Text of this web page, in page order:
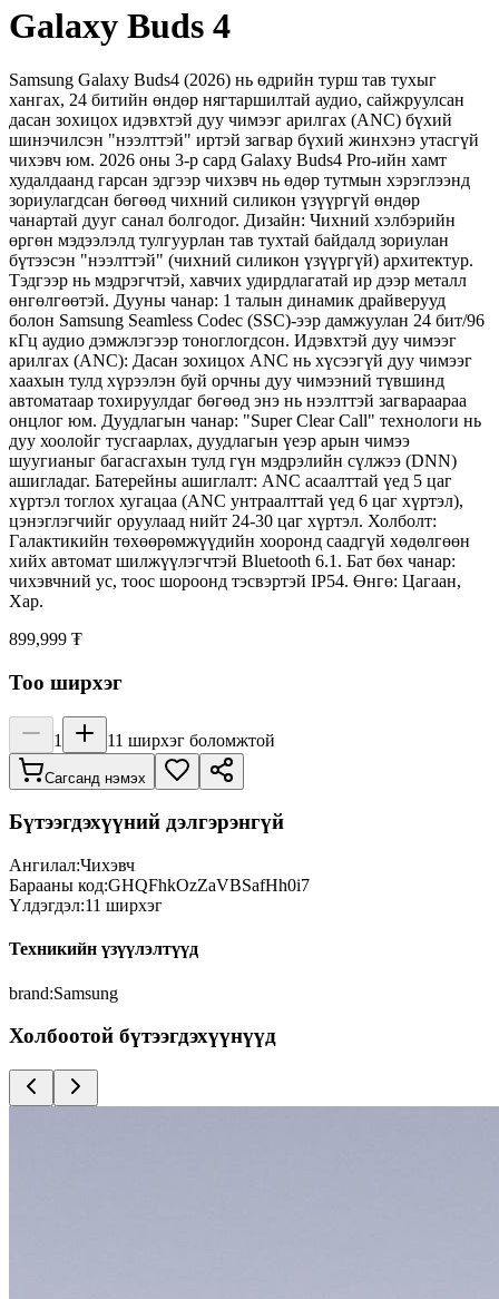
Galaxy Buds 4
Samsung Galaxy Buds4 (2026) нь өдрийн турш тав тухыг
хангах, 24 битийн өндөр нягтаршилтай аудио, сайжруулсан
дасан зохицох идэвхтэй дуу чимээг арилгах (ANC) бүхий
шинэчилсэн "нээлттэй" иртэй загвар бүхий жинхэнэ утасгүй
чихэвч юм. 2026 оны 3-р сард Galaxy Buds4 Pro-ийн хамт
худалдаанд гарсан эдгээр чихэвч нь өдөр тутмын хэрэглээнд
зориулагдсан бөгөөд чихний силикон үзүүргүй өндөр
чанартай дууг санал болгодог. Дизайн: Чихний хэлбэрийн
өргөн мэдээлэлд тулгуурлан тав тухтай байдалд зориулан
бүтээсэн "нээлттэй" (чихний силикон үзүүргүй) архитектур.
Тэдгээр нь мэдрэгчтэй, хавчих удирдлагатай ир дээр металл
өнгөлгөөтэй. Дууны чанар: 1 талын динамик драйверууд
болон Samsung Seamless Codec (SSC)-ээр дамжуулан 24 бит/96
кГц аудио дэмжлэгээр тоноглогдсон. Идэвхтэй дуу чимээг
арилгах (ANC): Дасан зохицох ANC нь хүсээгүй дуу чимээг
хаахын тулд хүрээлэн буй орчны дуу чимээний түвшинд
автоматаар тохируулдаг бөгөөд энэ нь нээлттэй загвараараа
онцлог юм. Дуудлагын чанар: "Super Clear Call" технологи нь
дуу хоолойг тусгаарлах, дуудлагын үеэр арын чимээ
шуугианыг багасгахын тулд гүн мэдрэлийн сүлжээ (DNN)
ашигладаг. Батерейны ашиглалт: ANC асаалттай үед 5 цаг
хүртэл тоглох хугацаа (ANC унтраалттай үед 6 цаг хүртэл),
цэнэглэгчийг оруулаад нийт 24-30 цаг хүртэл. Холболт:
Галактикийн төхөөрөмжүүдийн хооронд саадгүй хөдөлгөөн
хийх автомат шилжүүлэгчтэй Bluetooth 6.1. Бат бөх чанар:
чихэвчний ус, тоос шороонд тэсвэртэй IP54. Өнгө: Цагаан,
Хар.
899,999 ₮
Тоо ширхэг
1 11 ширхэг боломжтой
Сагсанд нэмэх
Бүтээгдэхүүний дэлгэрэнгүй
Ангилал:Чихэвч
Барааны код:GHQFhkOzZaVBSafHh0i7
Үлдэгдэл:11 ширхэг
Техникийн үзүүлэлтүүд
brand:Samsung
Холбоотой бүтээгдэхүүнүүд